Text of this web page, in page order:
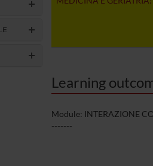
Learning
Module: INTERAZIONE
-------